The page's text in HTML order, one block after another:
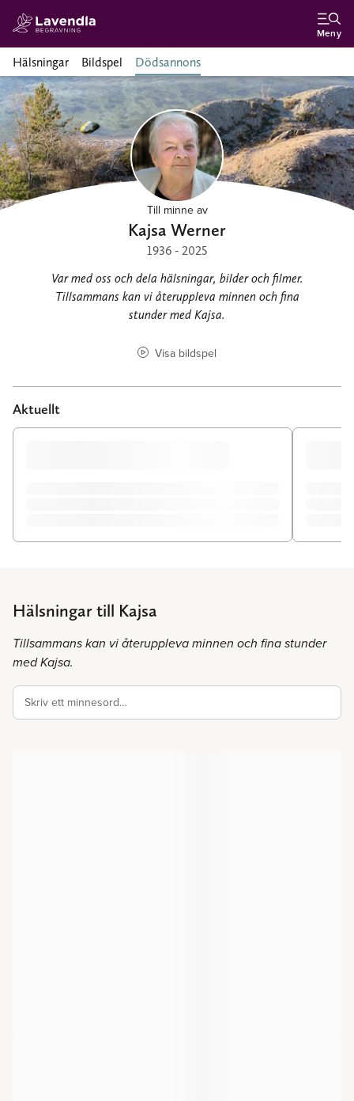
Meny
Hälsningar Bildspel Dödsannons
Till minne av
Kajsa Werner
1936 - 2025
Var med oss och dela hälsningar, bilder och filmer.
Tillsammans kan vi återuppleva minnen och fina
stunder med Kajsa.
Visa bildspel
Aktuellt
Hälsningar till Kajsa
Tillsammans kan vi återuppleva minnen och fina stunder
med Kajsa.
Skriv ett minnesord…